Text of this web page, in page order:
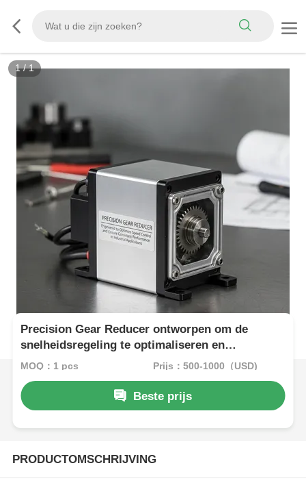
1/1
Precision Gear Reducer ontworpen om de
snelheidsregeling te optimaliseren en
consistente prestaties te garanderen in
MOQ：1 pcs Prijs：500-1000（USD)
Beste prijs
PRODUCTOMSCHRIJVING